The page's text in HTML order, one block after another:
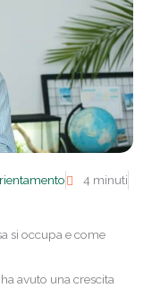
4 minuti
si occupa e come
avuto una crescita